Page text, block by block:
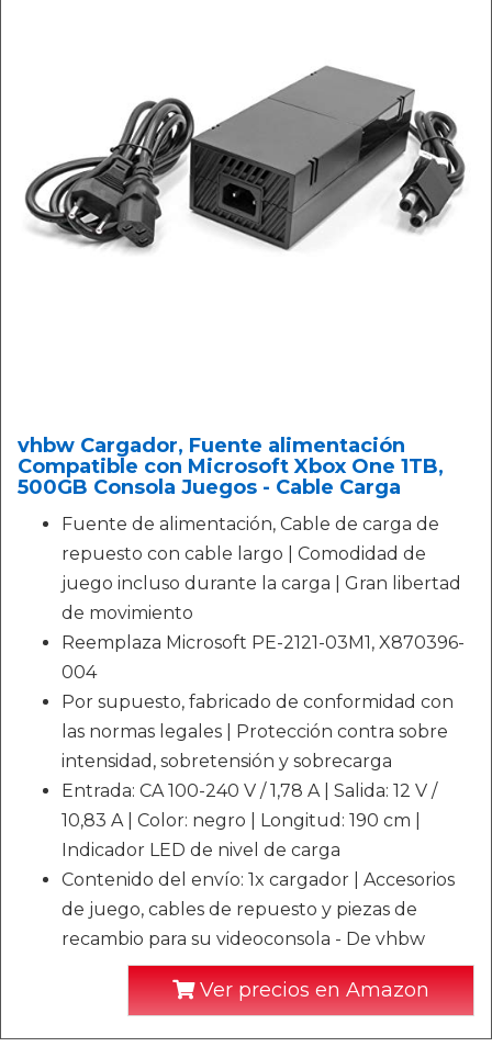
vhbw Cargador, Fuente alimentación
Compatible con Microsoft Xbox One 1TB,
500GB Consola Juegos - Cable Carga
Fuente de alimentación, Cable de carga de
repuesto con cable largo | Comodidad de
juego incluso durante la carga | Gran libertad
de movimiento
Reemplaza Microsoft PE-2121-03M1, X870396-
004
Por supuesto, fabricado de conformidad con
las normas legales | Protección contra sobre
intensidad, sobretensión y sobrecarga
Entrada: CA 100-240 V / 1,78 A | Salida: 12 V /
10,83 A | Color: negro | Longitud: 190 cm |
Indicador LED de nivel de carga
Contenido del envío: 1x cargador | Accesorios
de juego, cables de repuesto y piezas de
recambio para su videoconsola - De vhbw
Ver precios en Amazon